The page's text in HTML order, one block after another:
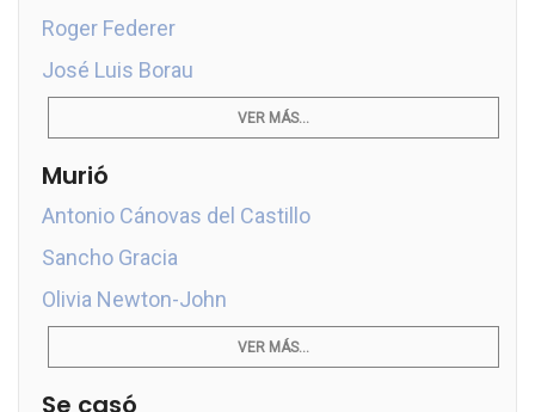
Roger Federer
José Luis Borau
VER MÁS...
Murió
Antonio Cánovas del Castillo
Sancho Gracia
Olivia Newton-John
VER MÁS...
Se casó